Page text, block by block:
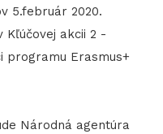
5.február 2020.
akcii 2 -
Erasmus+
Národná agentúra